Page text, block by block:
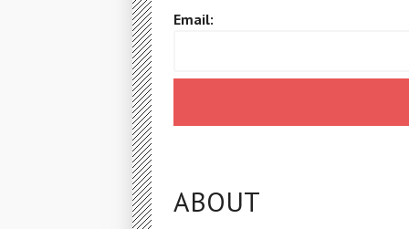
Email:
ABOUT